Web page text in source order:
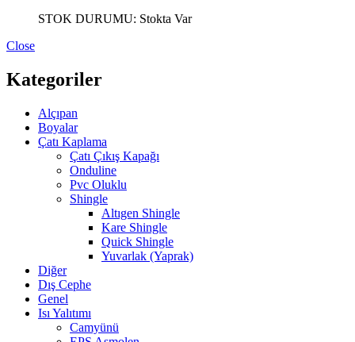
STOK DURUMU: Stokta Var
Close
Kategoriler
Alçıpan
Boyalar
Çatı Kaplama
Çatı Çıkış Kapağı
Onduline
Pvc Oluklu
Shingle
Altıgen Shingle
Kare Shingle
Quick Shingle
Yuvarlak (Yaprak)
Diğer
Dış Cephe
Genel
Isı Yalıtımı
Camyünü